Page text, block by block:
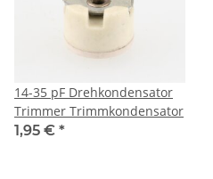
14-35 pF Drehkondensator
Trimmer Trimmkondensator
1,95 € *